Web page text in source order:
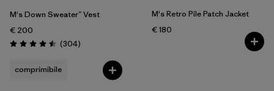
M's Down Sweater™ Vest
€ 200
Valutazione: 4.5 / 5
(304Recensioni
)
comprimibile
M's Retro Pile Patch Jacket
€ 180